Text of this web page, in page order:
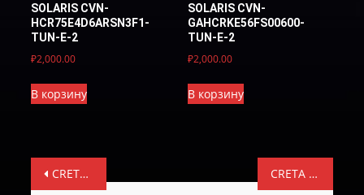
SOLARIS CVN-
HCR75E4D6ARSN3F1-
TUN-E-2
₽2,000.00
В корзину
SOLARIS CVN-
GAHCRKE56FS00600-
TUN-E-2
₽2,000.00
В корзину
Навигация
CRETA CVN-GAGSRGE56FS34600-TUN-E-2 CRETA CVN-GAGSRGE56QS34C00-TUN-E-2